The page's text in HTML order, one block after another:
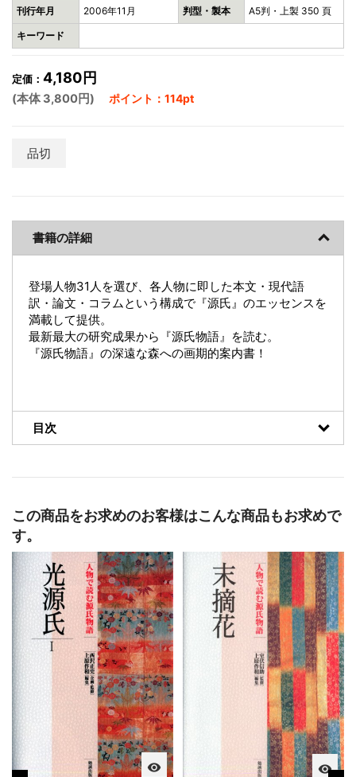
刊行年月 2006年11月 判型・製本 A5判・上製 350 頁
キーワード
定価： 4,180円
(本体 3,800円) ポイント：114pt
品切
書籍の詳細
登場人物31人を選び、各人物に即した本文・現代語
訳・論文・コラムという構成で『源氏』のエッセンスを
満載して提供。
最新最大の研究成果から『源氏物語』を読む。
『源氏物語』の深遠な森への画期的案内書！
目次
この商品をお求めのお客様はこんな商品もお求めで
す。
visibility visibility